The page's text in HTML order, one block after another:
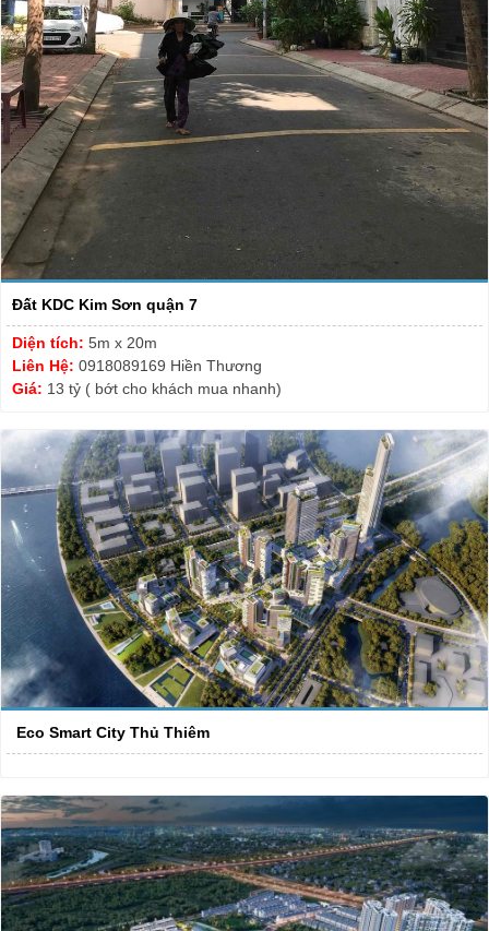
Đất KDC Kim Sơn quận 7
Diện tích: 5m x 20m
Liên Hệ: 0918089169 Hiền Thương
Giá: 13 tỷ ( bớt cho khách mua nhanh)
Eco Smart City Thủ Thiêm